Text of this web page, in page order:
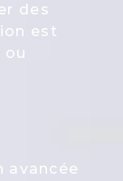
des
est
ou
avancée